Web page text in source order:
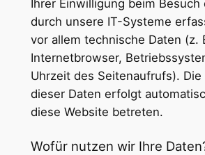
Ihrer Einwilligung beim Besuch
durch unsere IT-Systeme
vor allem technische Daten (z.
Internetbrowser,
Uhrzeit des Seitenaufrufs). Die
dieser Daten erfolgt
diese Website betreten.
Wofür nutzen wir Ihre